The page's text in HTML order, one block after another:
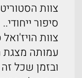
צוות
סיפור ייחודי..
צוות
עמותה מצגת
ובזמן שכל